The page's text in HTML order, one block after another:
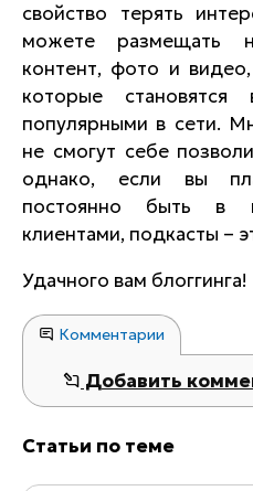
свойство терять
можете размещать
контент, фото и
которые
популярными в сети.
не смогут себе
однако, если вы
постоянно быть в
клиентами, подкасты –
Удачного вам блоггинга!
Комментарии
Добавить
Статьи по теме